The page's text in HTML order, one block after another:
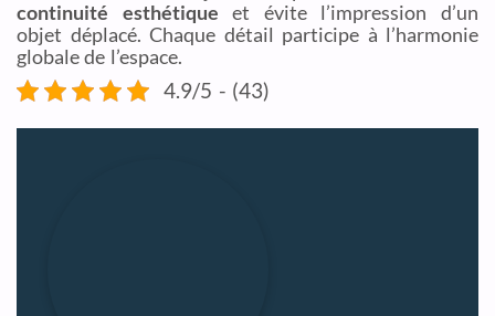
continuité esthétique et évite l’impression d’un
objet déplacé. Chaque détail participe à l’harmonie
globale de l’espace.
4.9/5 - (43)